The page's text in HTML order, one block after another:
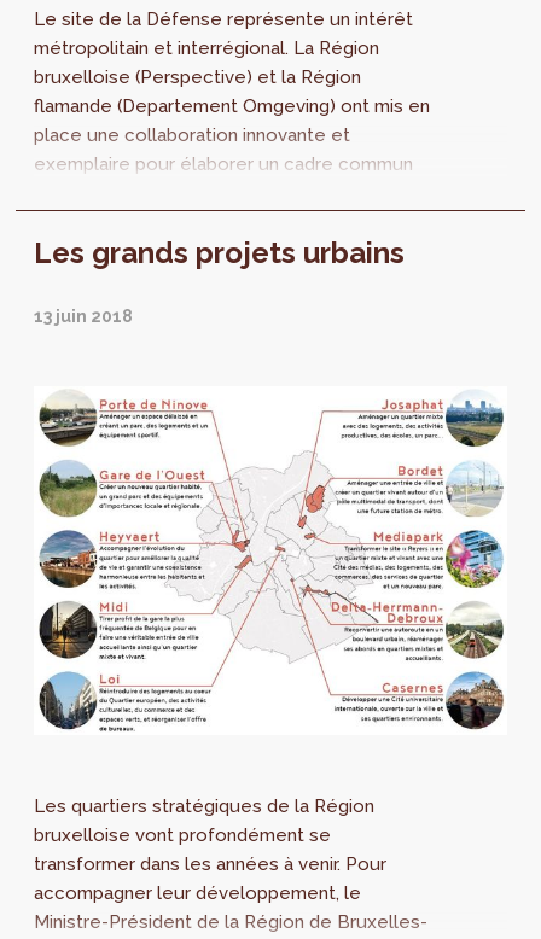
Le site de la Défense représente un intérêt
métropolitain et interrégional. La Région
bruxelloise (Perspective) et la Région
flamande (Departement Omgeving) ont mis en
place une collaboration innovante et
exemplaire pour élaborer un cadre commun
quartier général de la Défense, un parc
économiques, des logements et des
Les grands projets urbains
13 juin 2018
Les quartiers stratégiques de la Région
bruxelloise vont profondément se
transformer dans les années à venir. Pour
accompagner leur développement, le
Ministre-Président de la Région de Bruxelles-